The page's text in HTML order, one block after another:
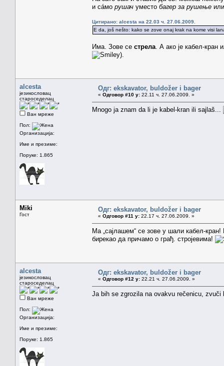
и сáмо рушач уместо багер за рушење
Цитирано: alcesta на 22.03 ч. 27.06.2009.
E da, još nešto: kako se zove onaj krak na kome visi
Има. Зове се стрела . А ако је кабел-
).
alcesta
језикословац
староседелац
Ван мреже
Пол:
Организација:
Име и презиме:
Поруке: 1.865
Одг: ekskavator, buldožer i bager
« Одговор #10 у: 22.11 ч. 27.06.2009. »
Mnogo ja znam da li je kabel-kran ili sajlaš...
Miki
Гост
Одг: ekskavator, buldožer i bager
« Одговор #11 у: 22.17 ч. 27.06.2009. »
Ма „сајлашем“ се зове у шали кабел-
бирекао да причамо о грађ. стројевима!
alcesta
језикословац
староседелац
Ван мреже
Пол:
Организација:
Име и презиме:
Поруке: 1.865
Одг: ekskavator, buldožer i bager
« Одговор #12 у: 22.21 ч. 27.06.2009. »
Ja bih se zgrozila na ovakvu rečenicu,